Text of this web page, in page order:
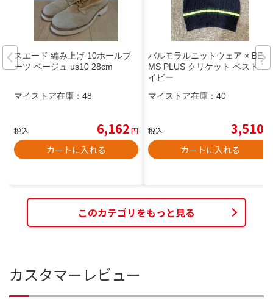
スエード 編み上げ 10ホールブ
ーツ ベージュ us10 28cm
マイストア在庫： 48
税込 6,162円
カートに入れる
バルモラルニットウェア × BEA
MS PLUS クリケット ベスト ア
イビー
マイストア在庫： 40
税込 3,510
カートに入れる
このカテゴリをもっと見る
カスタマーレビュー